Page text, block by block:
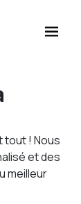
tout ! Nous
et des
meilleur